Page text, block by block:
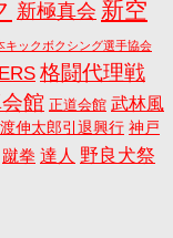
新極真会 新空
キックボクシング選手協会
格闘代理戦
館 正道会館 武林風
伸太郎引退興行 神戸
蹴拳 達人 野良犬祭